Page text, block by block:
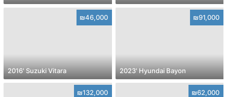
₪46,000
2016' Suzuki Vitara
₪91,000
2023' Hyundai Bayon
₪132,000 ₪62,000